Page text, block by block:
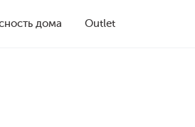
дома Outlet